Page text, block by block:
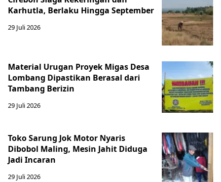
Karhutla, Berlaku Hingga September
29 Juli 2026
Material Urugan Proyek Migas Desa
Lombang Dipastikan Berasal dari
Tambang Berizin
29 Juli 2026
Toko Sarung Jok Motor Nyaris
Dibobol Maling, Mesin Jahit Diduga
Jadi Incaran
29 Juli 2026